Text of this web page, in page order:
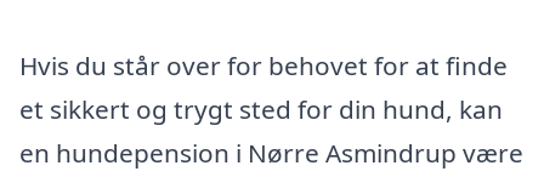
Hvis du står over for behovet for at finde
et sikkert og trygt sted for din hund, kan
en hundepension i Nørre Asmindrup være